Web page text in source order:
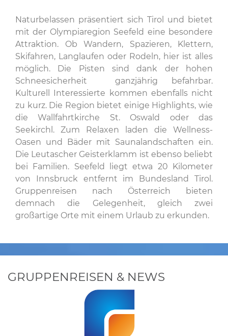
Naturbelassen präsentiert sich Tirol und bietet
mit der Olympiaregion Seefeld eine besondere
Attraktion. Ob Wandern, Spazieren, Klettern,
Skifahren, Langlaufen oder Rodeln, hier ist alles
möglich. Die Pisten sind dank der hohen
Schneesicherheit ganzjährig befahrbar.
Kulturell Interessierte kommen ebenfalls nicht
zu kurz. Die Region bietet einige Highlights, wie
die Wallfahrtkirche St. Oswald oder das
Seekirchl. Zum Relaxen laden die Wellness-
Oasen und Bäder mit Saunalandschaften ein.
Die Leutascher Geisterklamm ist ebenso beliebt
bei Familien. Seefeld liegt etwa 20 Kilometer
von Innsbruck entfernt im Bundesland Tirol.
Gruppenreisen nach Österreich bieten
demnach die Gelegenheit, gleich zwei
großartige Orte mit einem Urlaub zu erkunden.
GRUPPENREISEN & NEWS